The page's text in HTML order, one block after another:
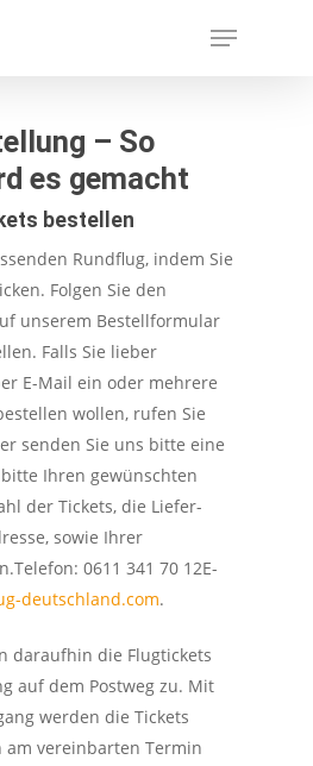
Menu
– So
es gemacht
bestellen
Rundflug, indem Sie
Folgen Sie den
unserem Bestellformular
Falls Sie lieber
E-Mail ein oder mehrere
wollen, rufen Sie
senden Sie uns bitte eine
Ihren gewünschten
der Tickets, die Liefer-
sowie Ihrer
0611 341 70 12E-
deutschland.com.
daraufhin die Flugtickets
auf dem Postweg zu. Mit
werden die Tickets
vereinbarten Termin